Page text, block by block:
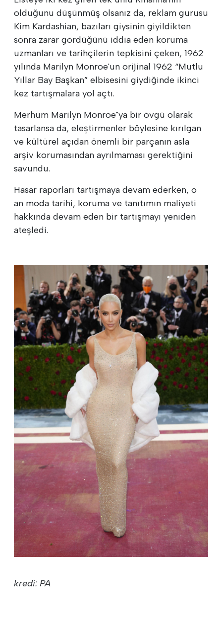
olduğunu düşünmüş olsanız da, reklam gurusu
Kim Kardashian, bazıları giysinin giyildikten
sonra zarar gördüğünü iddia eden koruma
uzmanları ve tarihçilerin tepkisini çeken, 1962
yılında Marilyn Monroe'un orijinal 1962 “Mutlu
Yıllar Bay Başkan” elbisesini giydiğinde ikinci
kez tartışmalara yol açtı.
Merhum Marilyn Monroe"ya bir övgü olarak
tasarlansa da, eleştirmenler böylesine kırılgan
ve kültürel açıdan önemli bir parçanın asla
arşiv korumasından ayrılmaması gerektiğini
savundu.
Hasar raporları tartışmaya devam ederken, o
an moda tarihi, koruma ve tanıtımın maliyeti
hakkında devam eden bir tartışmayı yeniden
ateşledi.
kredi: PA